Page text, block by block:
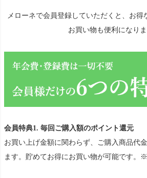
メローネで会員登録していただくと、お得
お買い物も便利になりま
会員特典1. 毎回ご購入額のポイント還元
お買い上げ金額に関わらず、ご購入商品代
ます。貯めてお得にお買い物が可能です。